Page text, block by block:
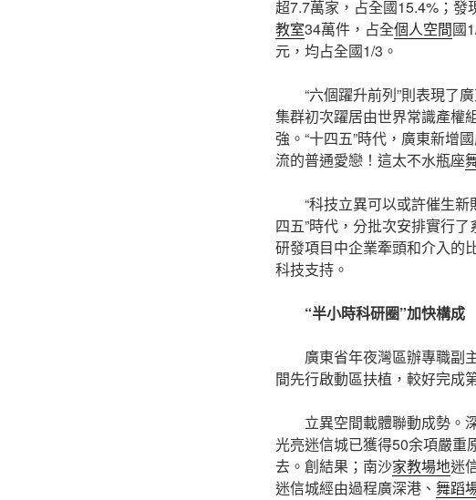
超7.7萬家，占全國15.4%；
教室34萬件，占全個人空間國
元，均占全國1/3。
“六個躍升前列”則表現了
集群初次躍居由世界常識產權
強。“十四五”時代，廣東新增
流的普通愛戀！這太不水瓶座
“科技立異可以或許催生
四五”時代，分批次安排實行
研發項目中企業牽頭和介入的
科技支持。
“半小時科研圈”加快構成
廣東省年夜灣區辦專職副
間先行啟動區扶植，較好完成
立異空間載體聯動成勢。
光亮迷信城已獲得50余項嚴重
去。創結果；南沙家教場地迷
迷信城經由過程廣深港、 舞蹈